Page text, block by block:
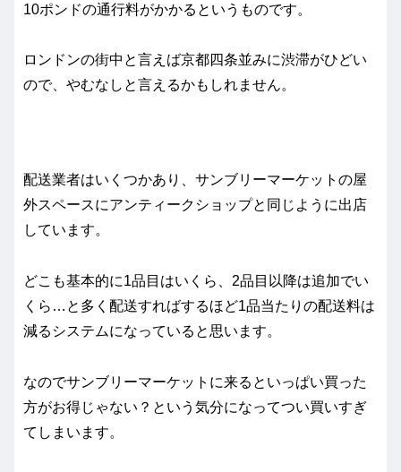
10ポンドの通行料がかかるというものです。
ロンドンの街中と言えば京都四条並みに渋滞がひどい
ので、やむなしと言えるかもしれません。
配送業者はいくつかあり、サンブリーマーケットの屋
外スペースにアンティークショップと同じように出店
しています。
どこも基本的に1品目はいくら、2品目以降は追加でい
くら…と多く配送すればするほど1品当たりの配送料は
減るシステムになっていると思います。
なのでサンブリーマーケットに来るといっぱい買った
方がお得じゃない？という気分になってつい買いすぎ
てしまいます。